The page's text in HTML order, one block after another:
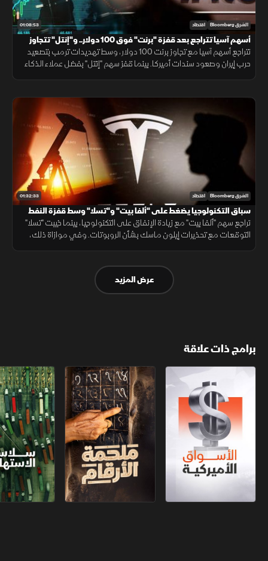
01:08:53 الشرق Bloomberg اقتصاد
أسهم آسيا تتراجع بعد قفزة "برنت" فوق 100 دولار.. و"إنتل" تتجاوز
التوقعات
تتراجع أسهم آسيا مع تجاوز برنت 100 دولار، وسط تهديدات ترمب بتصعيد
حرب إيران وصعود سندات أميركا. بينما قفز سهم "إنتل" بفضل عملاء الذكاء
01:32:33 الشرق Bloomberg اقتصاد
سباق التكنولوجيا يضغط على "ألفا بيت" و"تسلا" وسط قفزة النفط
بسبب التوترات
تراجع سهم "ألفا بيت" مع زيادة الإنفاق على التكنولوجيا، بينما خيبت "تسلا"
التوقعات مع تحذيرات إيلون ماسك بشأن الروبوتات. وفي موازاة ذلك،
عرض المزيد
برامج ذات علاقة
الأسواق الأميركية ملحمة الأرقام سلاسل